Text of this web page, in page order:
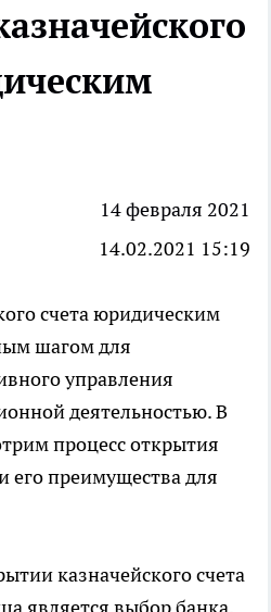
14 февраля 2021
14.02.2021 15:19
счетаюридическим
шагом для
управления
деятельностью. В
процесс открытия
его преимущества для
казначейского счета